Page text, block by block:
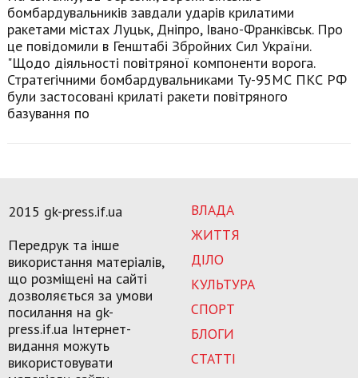
бомбардувальників завдали ударів крилатими
ракетами містах Луцьк, Дніпро, Івано-Франківськ. Про
це повідомили в Генштабі Збройних Сил України.
"Щодо діяльності повітряної компоненти ворога.
Стратегічними бомбардувальниками Ту-95МС ПКС РФ
були застосовані крилаті ракети повітряного
базування по
ВЛАДА
ЖИТТЯ
ДІЛО
КУЛЬТУРА
СПОРТ
БЛОГИ
СТАТТІ
2015 gk-press.if.ua
Передрук та інше
використання матеріалів,
що розміщені на сайті
дозволяється за умови
посилання на gk-
press.if.ua Інтернет-
видання можуть
використовувати